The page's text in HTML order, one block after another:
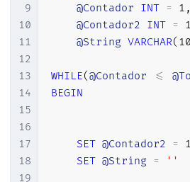
9
10
11
12
13
14
15
16
17
18
19
@Contador INT = 1 ,
@Contador2 INT = 1
@String VARCHAR(
WHILE(@Contador <=
BEGIN
SET @Contador2 = 1
SET @String = ''